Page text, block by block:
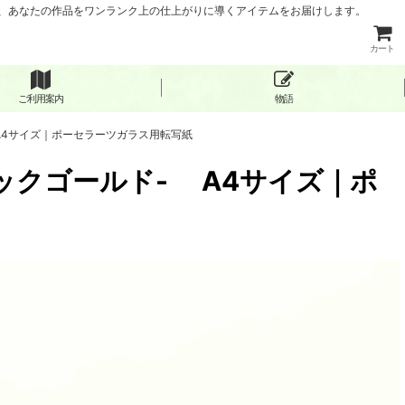
なたの作品をワンランク上の仕上がりに導くアイテムをお届けします。
カート
ご利用案内 物語
イズ｜ポーセラーツガラス用転写紙
クゴールド- A4サイズ｜ポ